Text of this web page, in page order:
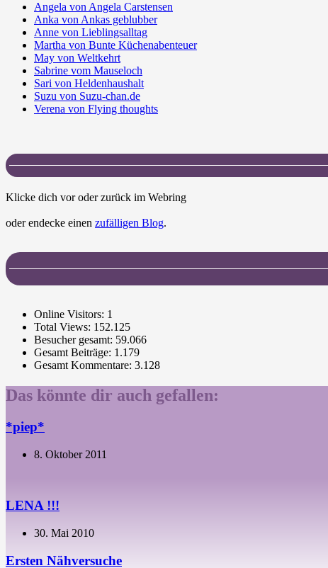
Angela von Angela Carstensen
Anka von Ankas geblubber
Anne von Lieblingsalltag
Martha von Bunte Küchenabenteuer
May von Weltkehrt
Sabrine vom Mauseloch
Sari von Heldenhaushalt
Suzu von Suzu-chan.de
Verena von Flying thoughts
Klicke dich vor oder zurück im Webring
oder endecke einen zufälligen Blog.
Online Visitors: 1
Total Views: 152.125
Besucher gesamt: 59.066
Gesamt Beiträge: 1.179
Gesamt Kommentare: 3.128
Das könnte dir auch gefallen:
*piep*
8. Oktober 2011
LENA !!!
30. Mai 2010
Ersten Nähversuche